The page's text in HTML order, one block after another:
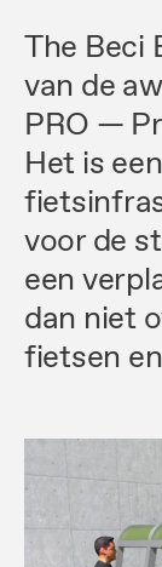
The Beci
van de
PRO —
Het is
voor de
een
dan niet
fietsen